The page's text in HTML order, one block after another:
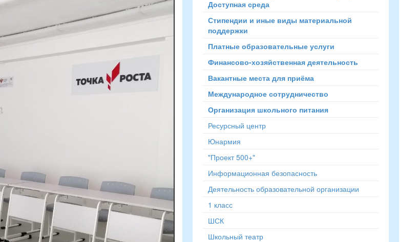
Доступная среда
Стипендии и иные виды материальной
поддержки
Платные образовательные услуги
Финансово-хозяйственная деятельность
Вакантные места для приёма
Международное сотрудничество
Организация школьного питания
Ресурсный центр
Юнармия
"Проект 500+"
Информационная безопасность
Деятельность образовательной организации
1 класс
ШСК
Школьный театр